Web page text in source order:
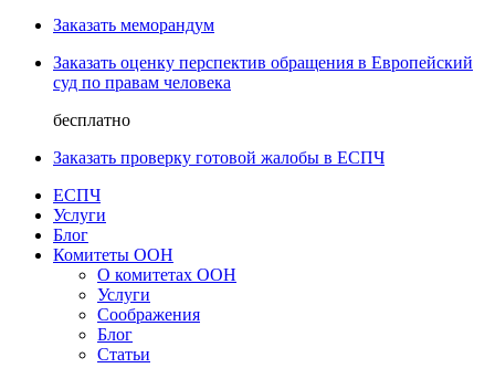
Заказать меморандум
Заказать оценку перспектив обращения в Европейский
суд по правам человека
бесплатно
Заказать проверку готовой жалобы в ЕСПЧ
ЕСПЧ
Услуги
Блог
Комитеты ООН
О комитетах ООН
Услуги
Соображения
Блог
Статьи